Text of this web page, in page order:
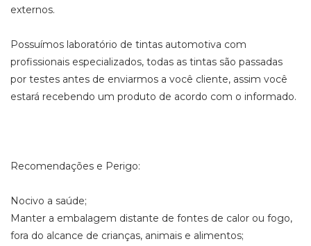
externos.
Possuímos laboratório de tintas automotiva com
profissionais especializados, todas as tintas são passadas
por testes antes de enviarmos a você cliente, assim você
estará recebendo um produto de acordo com o informado.
Recomendações e Perigo:
Nocivo a saúde;
Manter a embalagem distante de fontes de calor ou fogo,
fora do alcance de crianças, animais e alimentos;